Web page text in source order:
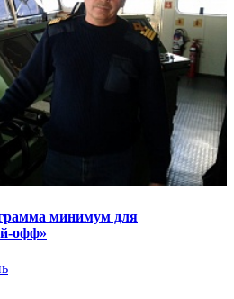
минимум для
офф»